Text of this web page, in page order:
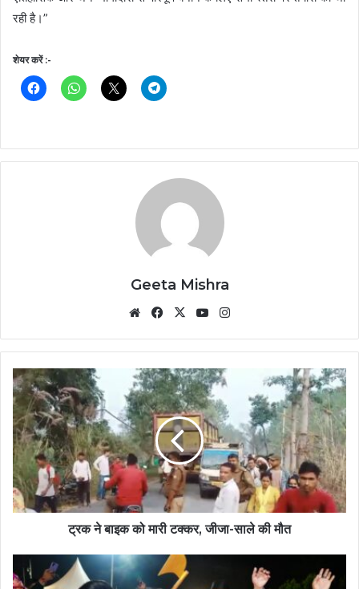
रही है।”
शेयर करें :-
Geeta Mishra
WebsiteFacebook
X YouTube
ट्रक ने बाइक को मारी टक्कर, जीजा-साले की मौत